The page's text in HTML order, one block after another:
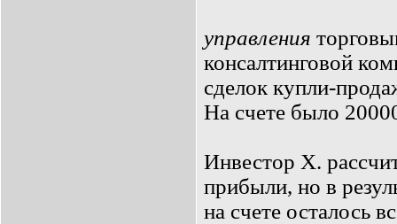
управления
консалтинговой
сделок купли-
На счете было
Инвестор Х.
прибыли, но в
на счете осталось